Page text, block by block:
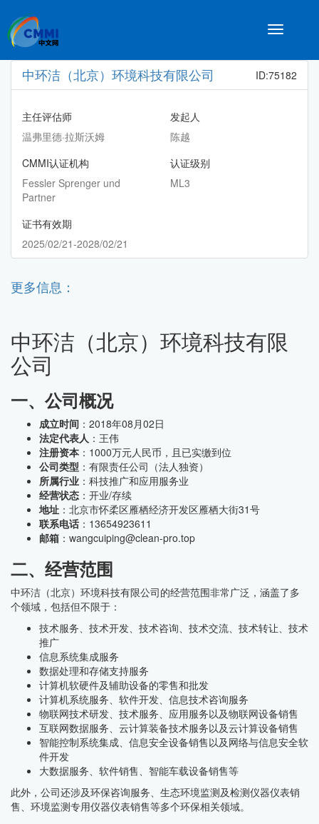
Toggle
中环洁（北京）环境科技有限公司 ID:75182
主任评估师
温弗里德·拉斯沃姆
发起人
陈越
CMMI认证机构
Fessler Sprenger und
Partner
认证级别
ML3
证书有效期
2025/02/21-2028/02/21
更多信息：
中环洁（北京）环境科技有限
公司
一、公司概况
成立时间 ：2018年08月02日
法定代表人 ：王伟
注册资本 ：1000万元人民币，且已实缴到位
公司类型 ：有限责任公司（法人独资）
所属行业 ：科技推广和应用服务业
经营状态 ：开业/存续
地址 ：北京市怀柔区雁栖经济开发区雁栖大街31号
联系电话 ：13654923611
邮箱 ：wangcuiping@clean-pro.top
二、经营范围
中环洁（北京）环境科技有限公司的经营范围非常广泛，涵盖了多
个领域，包括但不限于：
技术服务、技术开发、技术咨询、技术交流、技术转让、技术
推广
信息系统集成服务
数据处理和存储支持服务
计算机软硬件及辅助设备的零售和批发
计算机系统服务、软件开发、信息技术咨询服务
物联网技术研发、技术服务、应用服务以及物联网设备销售
互联网数据服务、云计算装备技术服务以及云计算设备销售
智能控制系统集成、信息安全设备销售以及网络与信息安全软
件开发
大数据服务、软件销售、智能车载设备销售等
此外，公司还涉及环保咨询服务、生态环境监测及检测仪器仪表销
售、环境监测专用仪器仪表销售等多个环保相关领域。